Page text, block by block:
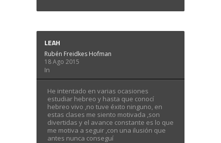
LEAH
Rubén Freidkes Hofman
18 Ago 2015
In
He intentado en varias ocasiones
estudiar hebreo y hasta que conocí
hebreo vivo ,no tuve éxito ninguno, en
estas clases me siento motivada ,son
divertidas y el avance constante es lo que
me motiva a seguir ,con una ilusión que
antes nunca conseguí